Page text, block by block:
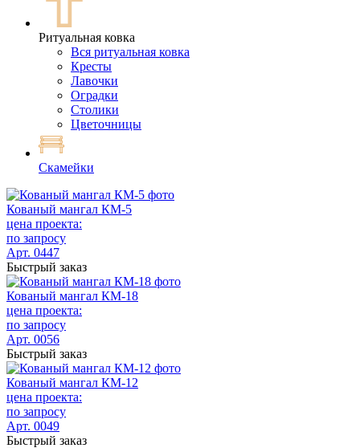
Ритуальная ковка
Вся ритуальная ковка
Кресты
Лавочки
Оградки
Столики
Цветочницы
Скамейки
Кованый мангал КМ-5
цена проекта:
по запросу
Арт. 0447
Быстрый заказ
Кованый мангал КМ-18
цена проекта:
по запросу
Арт. 0056
Быстрый заказ
Кованый мангал КМ-12
цена проекта:
по запросу
Арт. 0049
Быстрый заказ